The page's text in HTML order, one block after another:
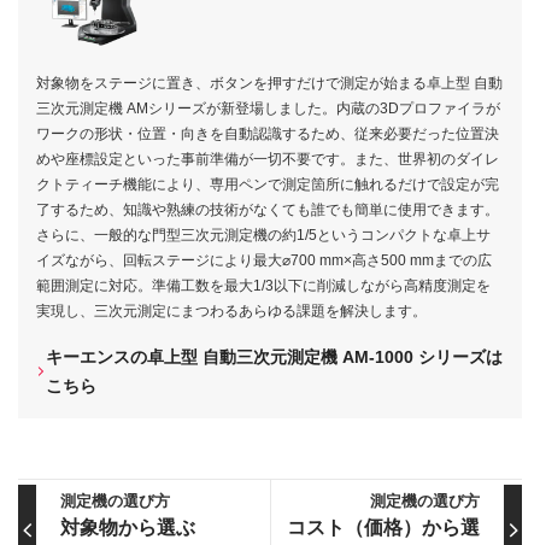
対象物をステージに置き、ボタンを押すだけで測定が始まる卓上型 自動
三次元測定機 AMシリーズが新登場しました。内蔵の3Dプロファイラが
ワークの形状・位置・向きを自動認識するため、従来必要だった位置決
めや座標設定といった事前準備が一切不要です。また、世界初のダイレ
クトティーチ機能により、専用ペンで測定箇所に触れるだけで設定が完
了するため、知識や熟練の技術がなくても誰でも簡単に使用できます。
さらに、一般的な門型三次元測定機の約1/5というコンパクトな卓上サ
イズながら、回転ステージにより最大⌀700 mm×高さ500 mmまでの広
範囲測定に対応。準備工数を最大1/3以下に削減しながら高精度測定を
実現し、三次元測定にまつわるあらゆる課題を解決します。
キーエンスの卓上型 自動三次元測定機 AM-1000 シリーズは
こちら
測定機の選び方
対象物から選ぶ
測定機の選び方
コスト（価格）から選